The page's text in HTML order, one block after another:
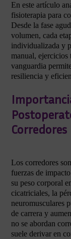
En este artículo
fisioterapia para
Desde la fase
volumen, cada
individualizada y
manual, ejercicios
vanguardia
resiliencia y
Corredores
Los corredores
fuerzas de
su peso corporal
cicatriciales, la
neuromusculares
de carrera y
no se abordan
suele derivar en